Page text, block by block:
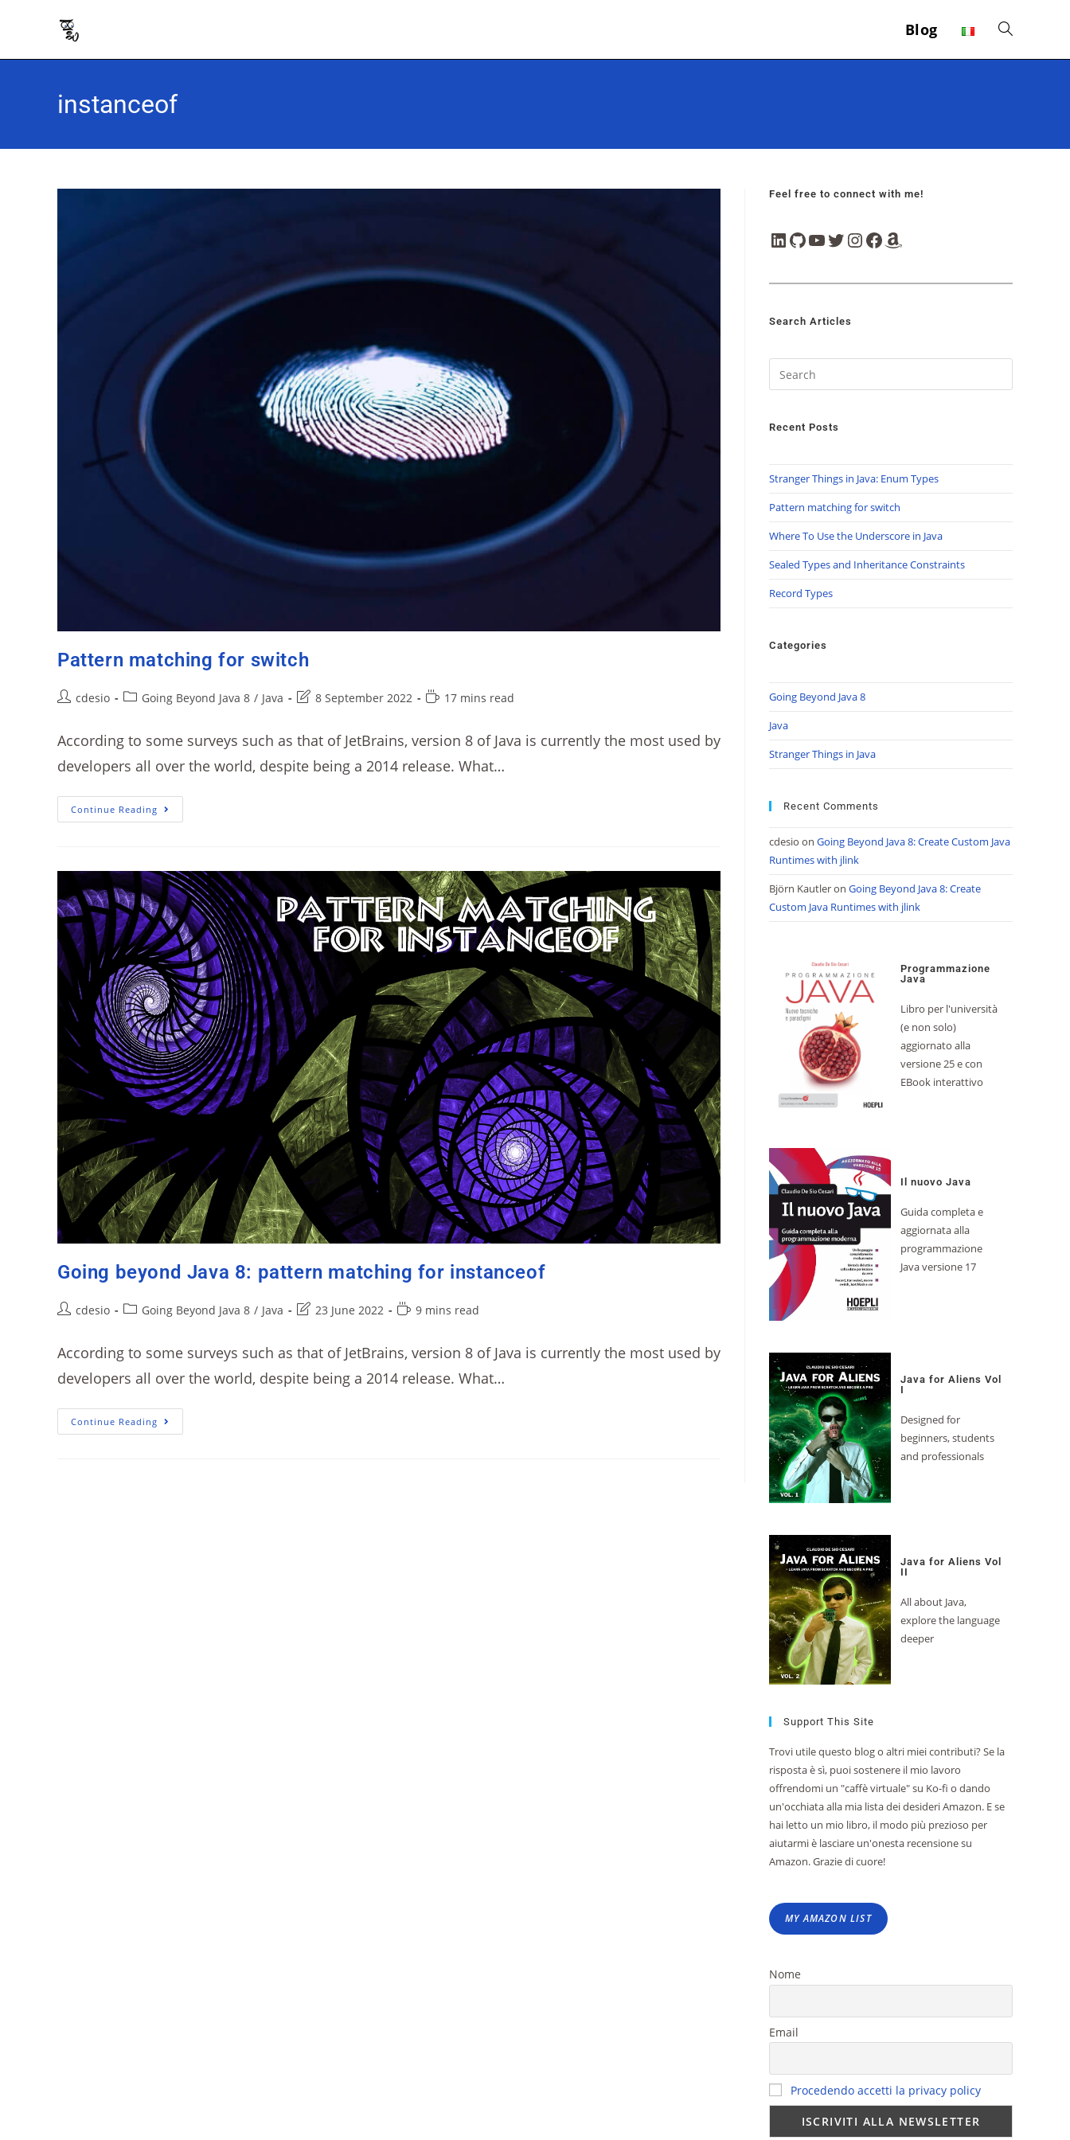
Blog
instanceof
Pattern matching for switch
cdesio Going Beyond Java 8 / Java 8 September 2022 17 mins read
According to some surveys such as that of JetBrains, version 8 of Java is currently the most used by
developers all over the world, despite being a 2014 release. What…
Continue Reading
Going beyond Java 8: pattern matching for instanceof
cdesio Going Beyond Java 8 / Java 23 June 2022 9 mins read
According to some surveys such as that of JetBrains, version 8 of Java is currently the most used by
developers all over the world, despite being a 2014 release. What…
Continue Reading
Feel free to connect with me!
Search Articles
Recent Posts
Stranger Things in Java: Enum Types
Pattern matching for switch
Where To Use the Underscore in Java
Sealed Types and Inheritance Constraints
Record Types
Categories
Going Beyond Java 8
Java
Stranger Things in Java
Recent Comments
cdesio on Going Beyond Java 8: Create Custom Java
Runtimes with jlink
Björn Kautleron Going Beyond Java 8: Create
Custom Java Runtimes with jlink
Programmazione
Java
Libro per l'università
(e non solo)
aggiornato alla
versione 25 e con
EBook interattivo
Il nuovo Java
Guida completa e
aggiornata alla
programmazione
Java versione 17
Java for Aliens Vol
I
Designed for
beginners, students
and professionals
Java for Aliens Vol
II
All about Java,
explore the language
deeper
Support This Site
Trovi utile questo blog o altri miei contributi? Se la
risposta è sì, puoi sostenere il mio lavoro
offrendomi un "caffè virtuale" su Ko-fi o dando
un'occhiata alla mia lista dei desideri Amazon. E se
hai letto un mio libro, il modo più prezioso per
aiutarmi è lasciare un'onesta recensione su
Amazon. Grazie di cuore!
MY AMAZON LIST
Nome
Email
Procedendo accetti la privacy policy